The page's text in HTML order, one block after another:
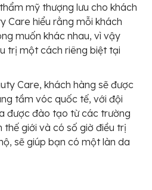
mỹ thượng lưu cho khách
Care hiểu rằng mỗi khách
muốn khác nhau, vì vậy
trị một cách riêng biệt tại
Care, khách hàng sẽ được
tầm vóc quốc tế, với đội
được đào tạo từ các trường
giới và có số giờ điều trị
sẽ giúp bạn có một làn da